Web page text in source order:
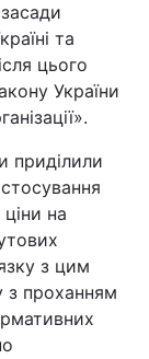
та
цього
України
приділили
на
з цим
з проханням